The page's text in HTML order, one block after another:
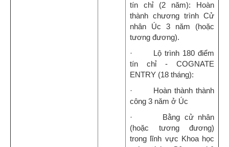
tín chỉ (2 năm): Hoàn
thành chương trình Cử
nhân Úc 3 năm (hoặc
tương đương).
· Lộ trình 180 điểm
tín chỉ - COGNATE
ENTRY (18 tháng):
· Hoàn thành thành
công 3 năm ở Úc
· Bằng cử nhân
(hoặc tương đương)
trong lĩnh vực Khoa học